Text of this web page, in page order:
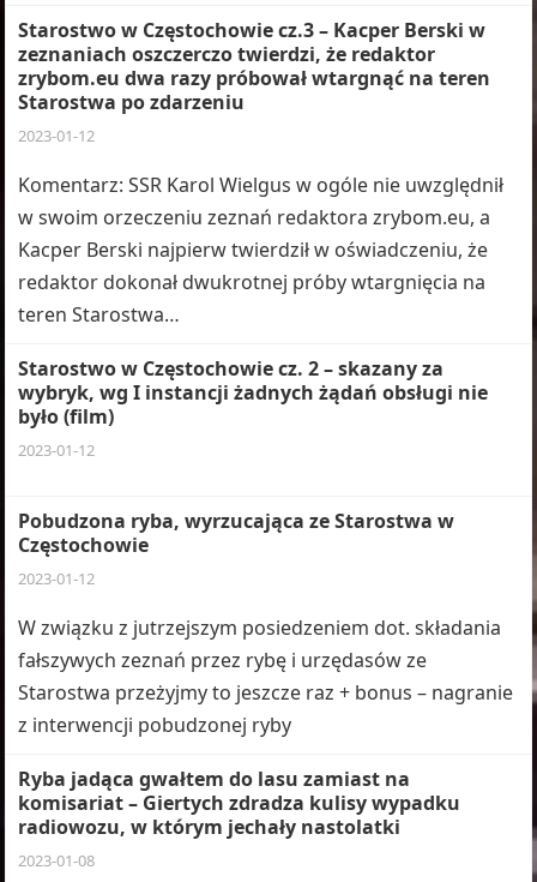
Starostwo w Częstochowie cz.3 – Kacper Berski w
zeznaniach oszczerczo twierdzi, że redaktor
zrybom.eu dwa razy próbował wtargnąć na teren
Starostwa po zdarzeniu
2023-01-12
Komentarz: SSR Karol Wielgus w ogóle nie uwzględnił
w swoim orzeczeniu zeznań redaktora zrybom.eu, a
Kacper Berski najpierw twierdził w oświadczeniu, że
redaktor dokonał dwukrotnej próby wtargnięcia na
teren Starostwa…
Starostwo w Częstochowie cz. 2 – skazany za
wybryk, wg I instancji żadnych żądań obsługi nie
było (film)
2023-01-12
Pobudzona ryba, wyrzucająca ze Starostwa w
Częstochowie
2023-01-12
W związku z jutrzejszym posiedzeniem dot. składania
fałszywych zeznań przez rybę i urzędasów ze
Starostwa przeżyjmy to jeszcze raz + bonus – nagranie
z interwencji pobudzonej ryby
Ryba jadąca gwałtem do lasu zamiast na
komisariat – Giertych zdradza kulisy wypadku
radiowozu, w którym jechały nastolatki
2023-01-08